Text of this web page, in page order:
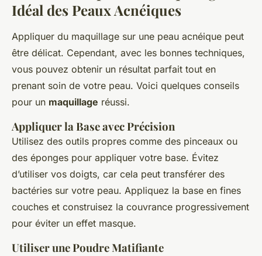
Idéal des Peaux Acnéiques
Appliquer du maquillage sur une peau acnéique peut
être délicat. Cependant, avec les bonnes techniques,
vous pouvez obtenir un résultat parfait tout en
prenant soin de votre peau. Voici quelques conseils
pour un maquillage réussi.
Appliquer la Base avec Précision
Utilisez des outils propres comme des pinceaux ou
des éponges pour appliquer votre base. Évitez
d’utiliser vos doigts, car cela peut transférer des
bactéries sur votre peau. Appliquez la base en fines
couches et construisez la couvrance progressivement
pour éviter un effet masque.
Utiliser une Poudre Matifiante